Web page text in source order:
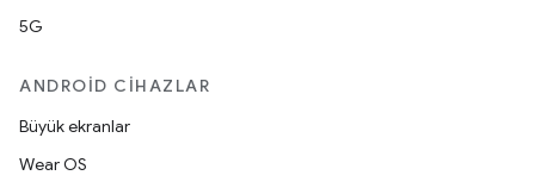
5G
ANDROID CIHAZLAR
Büyük ekranlar
Wear OS